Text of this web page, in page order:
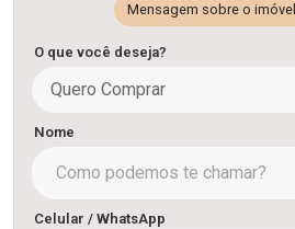
Mensagem sobre o imóvel
O que você deseja?
Quero Comprar
Nome
Celular / WhatsApp